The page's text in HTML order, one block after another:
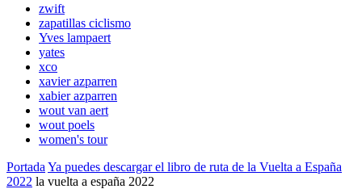
zwift
zapatillas ciclismo
Yves lampaert
yates
xco
xavier azparren
xabier azparren
wout van aert
wout poels
women's tour
Portada Ya puedes descargar el libro de ruta de la Vuelta a España
2022 la vuelta a españa 2022